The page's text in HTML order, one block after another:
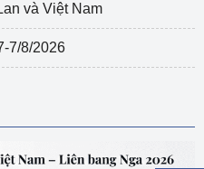
và Việt Nam
7/8/2026